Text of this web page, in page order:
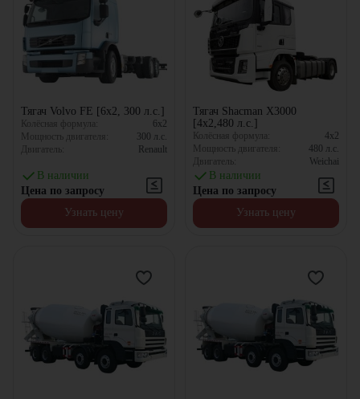
Тягач Volvo FE [6x2, 300 л.с.]
Колёсная формула:
6x2
Мощность двигателя:
300 л.с.
Двигатель:
Renault
В наличии
Цена по запросу
Узнать цену
Тягач Shacman X3000
[4x2,480 л.с.]
Колёсная формула:
4x2
Мощность двигателя:
480 л.с.
Двигатель:
Weichai
В наличии
Цена по запросу
Узнать цену